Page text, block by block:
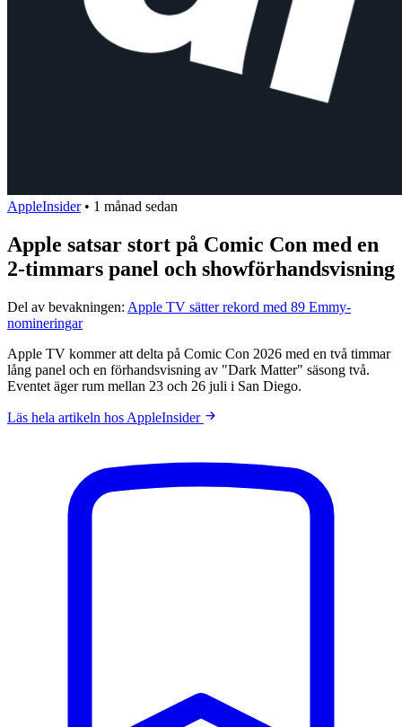
AppleInsider • 1 månad sedan
Apple satsar stort på Comic Con med en
2-timmars panel och showförhandsvisning
Del av bevakningen: Apple TV sätter rekord med 89 Emmy-
nomineringar
Apple TV kommer att delta på Comic Con 2026 med en två timmar
lång panel och en förhandsvisning av "Dark Matter" säsong två.
Eventet äger rum mellan 23 och 26 juli i San Diego.
Läs hela artikeln hos AppleInsider